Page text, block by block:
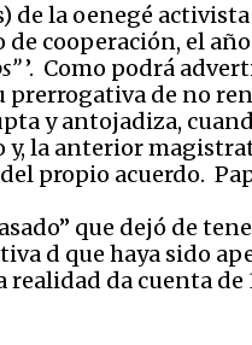
de la oenegé
cooperación, el
’. Como podrá
prerrogativa de no
y antojadiza,
y, la anterior
propio acuerdo.
que dejó de
d que haya sido
realidad da cuenta